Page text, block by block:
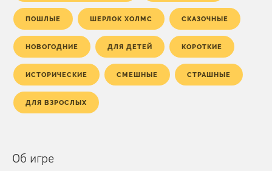
ПОШЛЫЕ ШЕРЛОК ХОЛМС СКАЗОЧНЫЕ
НОВОГОДНИЕ ДЛЯ ДЕТЕЙ КОРОТКИЕ
ИСТОРИЧЕСКИЕ СМЕШНЫЕ СТРАШНЫЕ
ДЛЯ ВЗРОСЛЫХ
Об игре